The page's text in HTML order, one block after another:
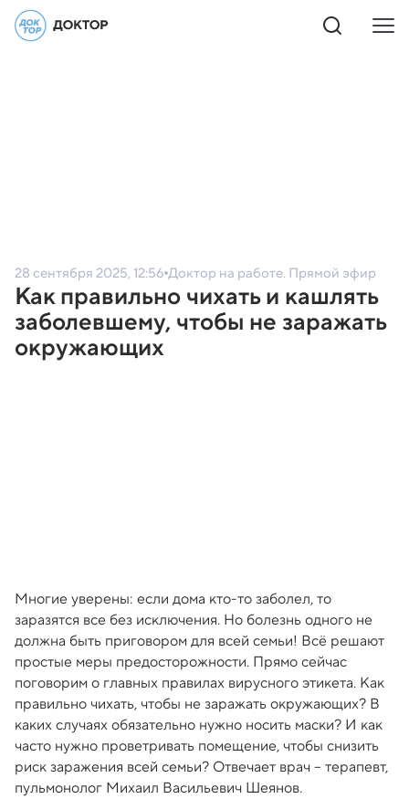
28 сентября 2025, 12:56 Доктор на работе. Прямой эфир
Как правильно чихать и кашлять
заболевшему, чтобы не заражать
окружающих
Многие уверены: если дома кто-то заболел, то
заразятся все без исключения. Но болезнь одного не
должна быть приговором для всей семьи! Всё решают
простые меры предосторожности. Прямо сейчас
поговорим о главных правилах вирусного этикета. Как
правильно чихать, чтобы не заражать окружающих? В
каких случаях обязательно нужно носить маски? И как
часто нужно проветривать помещение, чтобы снизить
риск заражения всей семьи? Отвечает врач – терапевт,
пульмонолог Михаил Васильевич Шеянов.